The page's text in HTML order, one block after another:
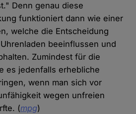
Denn genau diese
funktioniert dann wie einer
welche die Entscheidung
beeinflussen und
Zumindest für die
es jedenfalls erhebliche
wenn man sich vor
wegen unfreien
(mpg)